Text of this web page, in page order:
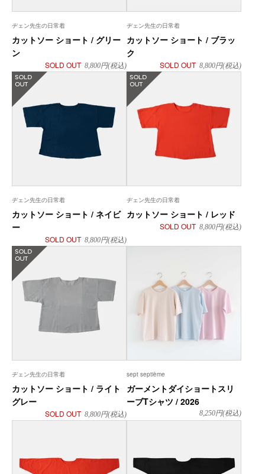
ヂェン先生の日常着
カットソー ショート / グリー
ン
SOLD OUT 8,800円(税込)
ヂェン先生の日常着
カットソー ショート / ブラッ
ク
SOLD OUT 8,800円(税込)
ヂェン先生の日常着
カットソー ショート / ネイビ
ー
SOLD OUT 8,800円(税込)
ヂェン先生の日常着
カットソー ショート / レッド
SOLD OUT 8,800円(税込)
ヂェン先生の日常着
カットソー ショート / ライト
グレー
SOLD OUT 8,800円(税込)
sept septième
ガーメントダイショートスリ
ーブTシャツ / 2026
8,250円(税込)